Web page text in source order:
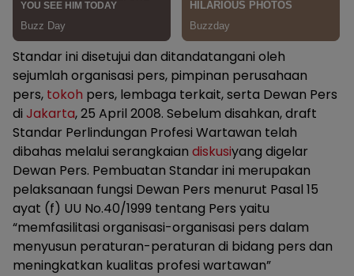
Standar ini disetujui dan ditandatangani oleh
sejumlah organisasi pers, pimpinan perusahaan
pers, tokoh pers, lembaga terkait, serta Dewan Pers
di Jakarta, 25 April 2008. Sebelum disahkan, draft
Standar Perlindungan Profesi Wartawan telah
dibahas melalui serangkaian diskusiyang digelar
Dewan Pers. Pembuatan Standar ini merupakan
pelaksanaan fungsi Dewan Pers menurut Pasal 15
ayat (f) UU No.40/1999 tentang Pers yaitu
“memfasilitasi organisasi-organisasi pers dalam
menyusun peraturan-peraturan di bidang pers dan
meningkatkan kualitas profesi wartawan”